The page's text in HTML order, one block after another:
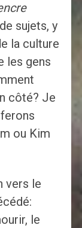
sujets, y
la culture
les gens
côté? Je
ou Kim
vers le
le